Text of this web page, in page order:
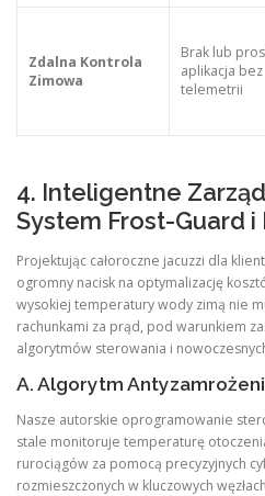
Zdalna Kontrola
Zimowa
Brak lub
aplikacja bez
telemetrii
4. Inteligentne
System Frost-Guard i
Projektując całoroczne jacuzzi dla
ogromny nacisk na optymalizację
wysokiej temperatury wody zimą nie
rachunkami za prąd, pod warunkiem
algorytmów sterowania i
A. Algorytm
Nasze autorskie oprogramowanie
stale monitoruje temperaturę
rurociągów za pomocą precyzyjnych
rozmieszczonych w kluczowych